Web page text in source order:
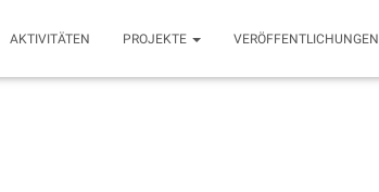
AKTIVITÄTEN PROJEKTE VERÖFFENTLICHUNGEN